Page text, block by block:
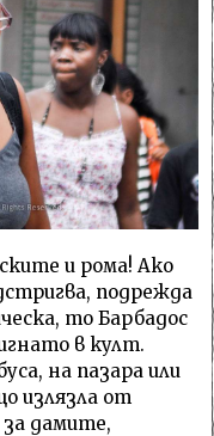
и рома! Ако
подрежда
то Барбадос
в култ.
на пазара или
излязла от
за дамите,